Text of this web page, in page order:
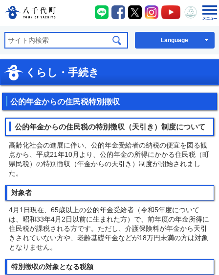
八千代町公式ホームページ
八千代町LINE
八千代町Facebook
八千代町X八千代町Instagram
八千代町
八千
Language
くらし・手続き
公的年金からの住民税特別徴収
公的年金からの住民税の特別徴収（天引き）制度について
高齢化社会の進展に伴い、公的年金受給者の納税の便宜を図る観
点から、平成21年10月より、公的年金の所得にかかる住民税（町
県民税）の特別徴収（年金からの天引き）制度が開始されまし
た。
対象者
4月1日現在、65歳以上の公的年金受給者（令和5年度について
は、昭和33年4月2日以前に生まれた方）で、前年度の年金所得に
住民税が課税される方です。ただし、介護保険料が年金から天引
きされていない方や、老齢基礎年金などが18万円未満の方は対象
となりません。
特別徴収の対象となる税額